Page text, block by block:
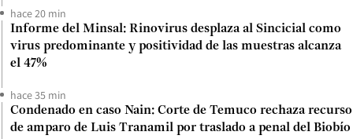
hace 20 min
Informe del Minsal: Rinovirus desplaza al Sincicial como
virus predominante y positividad de las muestras alcanza
el 47%
hace 35 min
Condenado en caso Nain: Corte de Temuco rechaza recurso
de amparo de Luis Tranamil por traslado a penal del Biobío